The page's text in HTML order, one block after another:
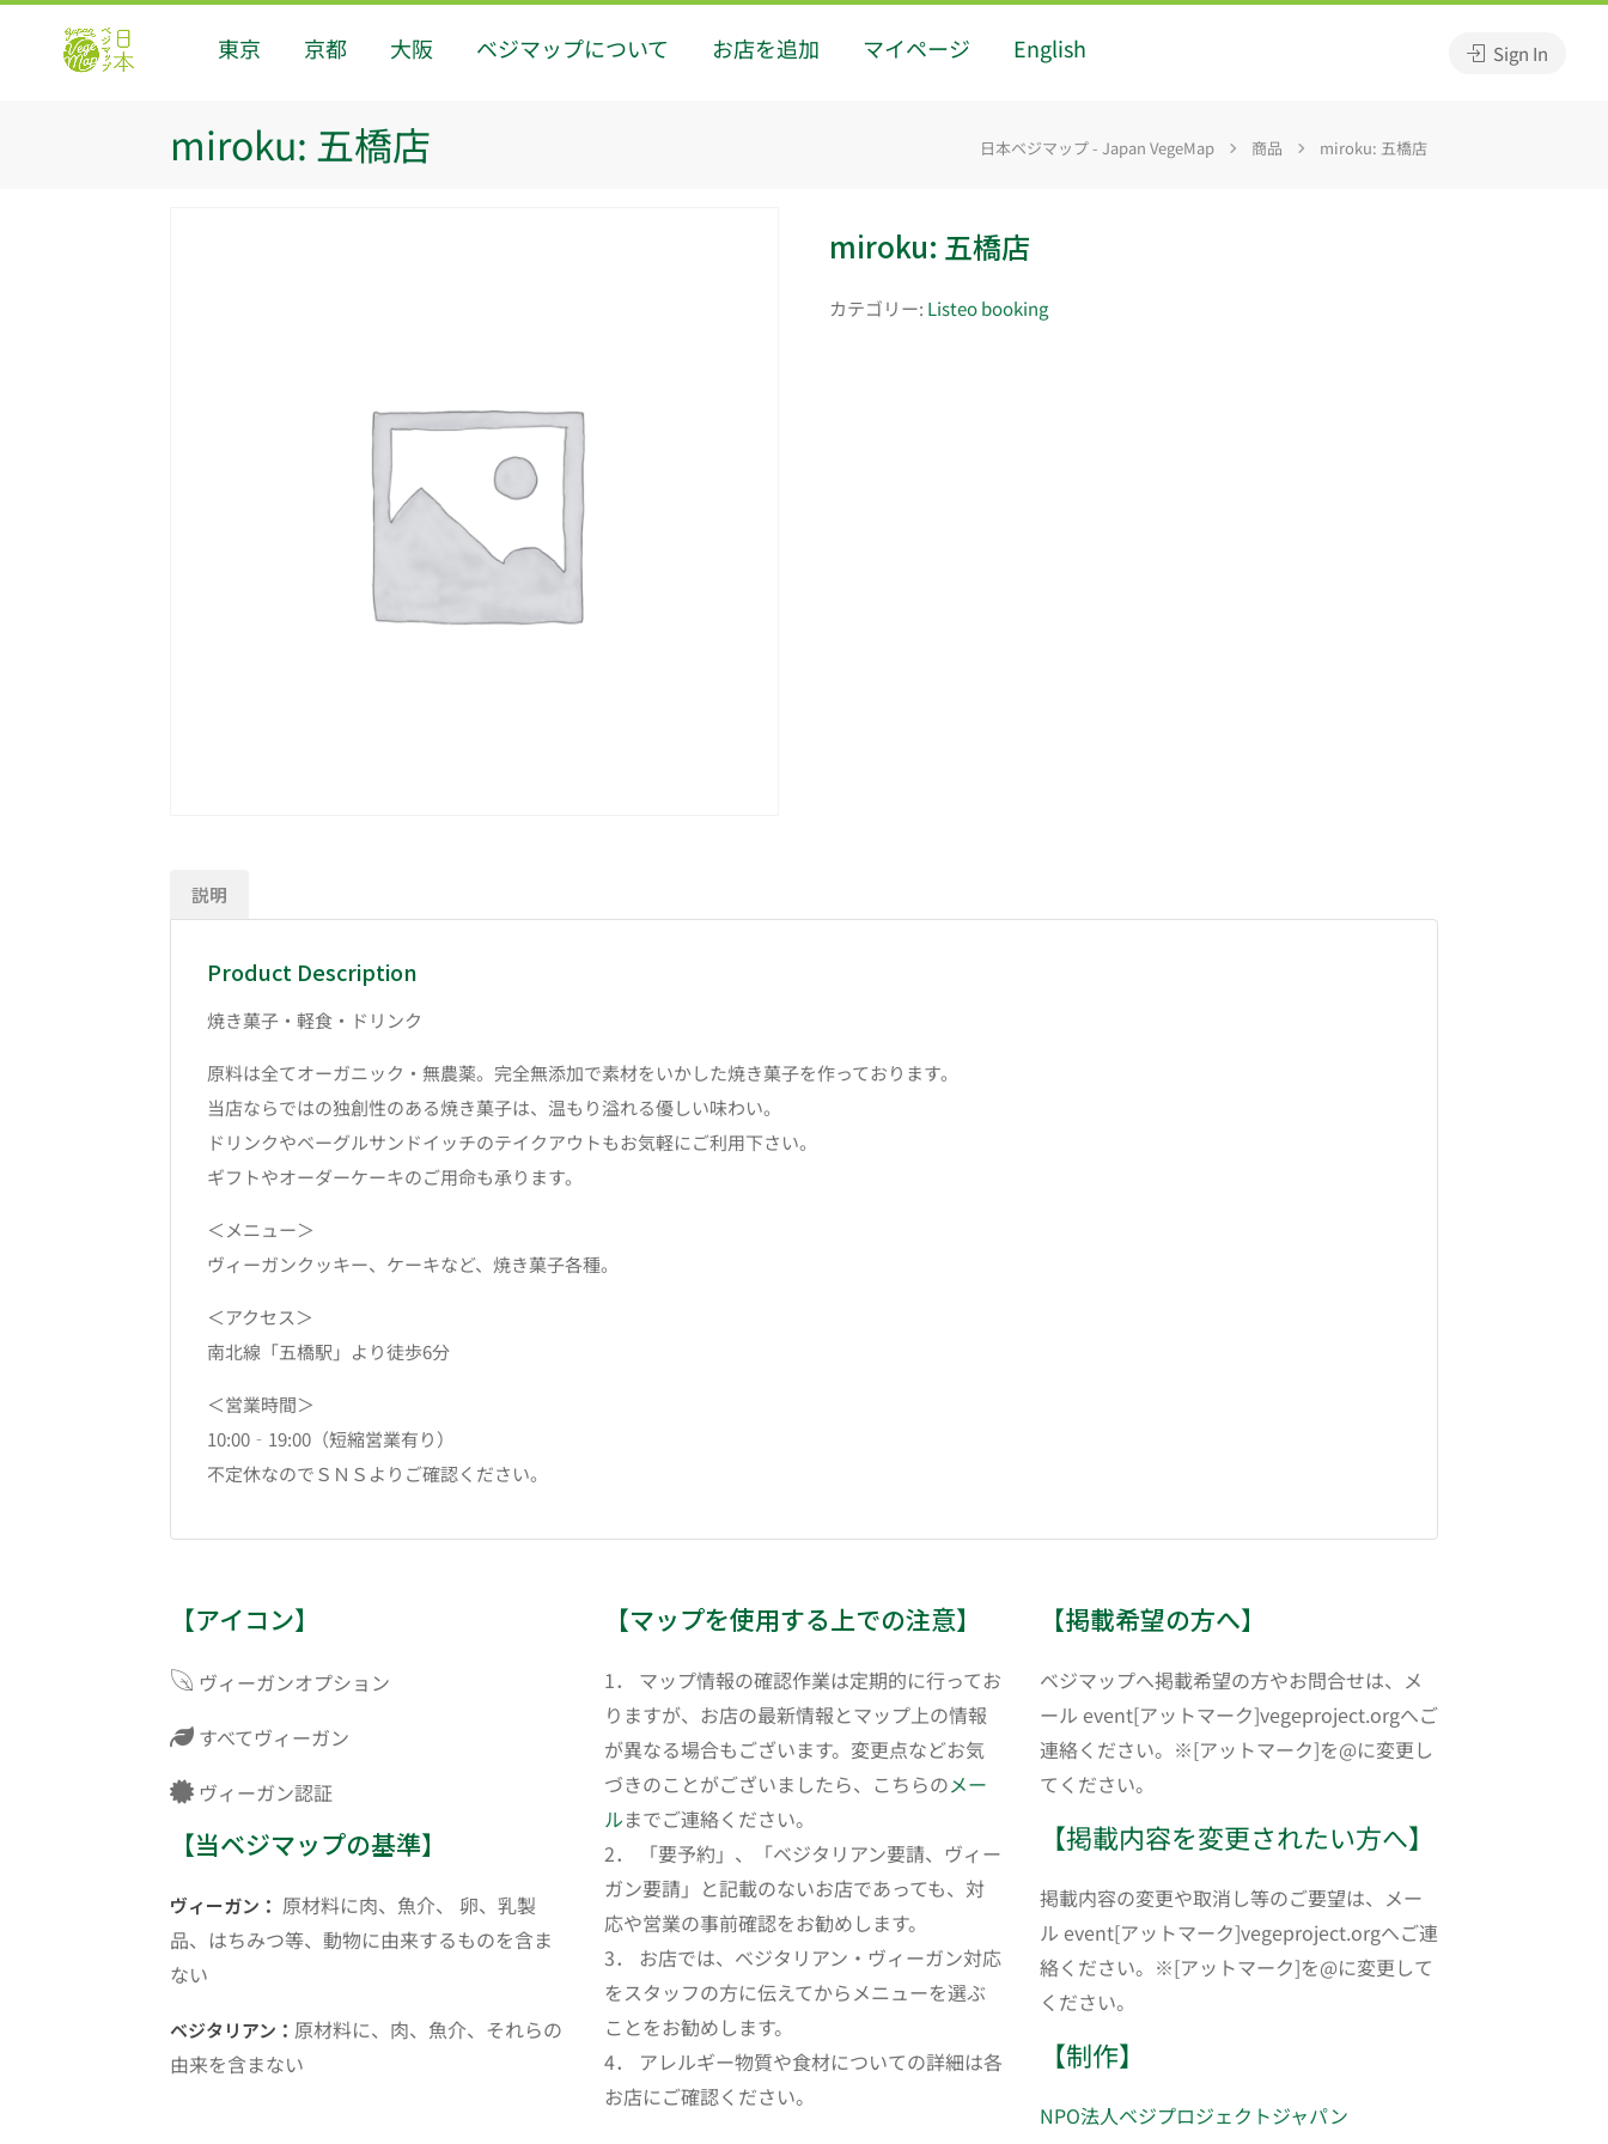
東京 京都 大阪 ベジマップについて お店を追加 マイページ English Sign In
miroku: 五橋店 日本ベジマップ - Japan VegeMap 商品 miroku: 五橋店
miroku: 五橋店
カテゴリー: Listeo booking
説明
Product Description
焼き菓子・軽食・ドリンク
原料は全てオーガニック・無農薬。完全無添加で素材をいかした焼き菓子を作っております。
当店ならではの独創性のある焼き菓子は、温もり溢れる優しい味わい。
ドリンクやベーグルサンドイッチのテイクアウトもお気軽にご利用下さい。
ギフトやオーダーケーキのご用命も承ります。
＜メニュー＞
ヴィーガンクッキー、ケーキなど、焼き菓子各種。
＜アクセス＞
南北線「五橋駅」より徒歩6分
＜営業時間＞
10:00‐19:00（短縮営業有り）
不定休なのでＳＮＳよりご確認ください。
【アイコン】
ヴィーガンオプション
すべてヴィーガン
ヴィーガン認証
【当ベジマップの基準】
ヴィーガン： 原材料に肉、魚介、 卵、乳製
品、はちみつ等、動物に由来するものを含ま
ない
ベジタリアン： 原材料に、肉、魚介、それらの
由来を含まない
【マップを使用する上での注意】
1． マップ情報の確認作業は定期的に行ってお
りますが、お店の最新情報とマップ上の情報
が異なる場合もございます。変更点などお気
づきのことがございましたら、こちらのメー
ルまでご連絡ください。
2． 「要予約」、「ベジタリアン要請、ヴィー
ガン要請」と記載のないお店であっても、対
応や営業の事前確認をお勧めします。
3． お店では、ベジタリアン・ヴィーガン対応
をスタッフの方に伝えてからメニューを選ぶ
ことをお勧めします。
4． アレルギー物質や食材についての詳細は各
お店にご確認ください。
【掲載希望の方へ】
ベジマップへ掲載希望の方やお問合せは、メ
ール event[アットマーク]vegeproject.orgへご
連絡ください。※[アットマーク]を@に変更し
てください。
【掲載内容を変更されたい方へ】
掲載内容の変更や取消し等のご要望は、メー
ル event[アットマーク]vegeproject.orgへご連
絡ください。※[アットマーク]を@に変更して
ください。
【制作】
NPO法人ベジプロジェクトジャパン